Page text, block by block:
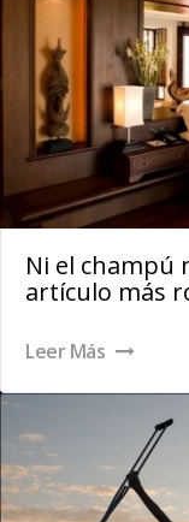
Ni el champú
artículo más
Leer Más